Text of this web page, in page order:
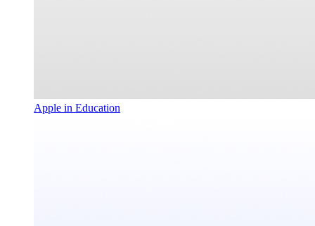
Apple in Education